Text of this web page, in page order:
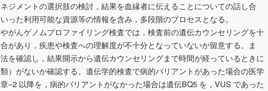
ジメントの選択肢の検討，結果を血縁者に伝えることについての話し合
った利用可能な資源等の情報を含み，多段階のプロセスとなる。
がんゲノムプロファイリング検査では，検査前の遺伝カウンセリングを十
があり，疾患や検査への理解度が不十分となっていないか留意する。ま
を確認し，結果開示から遺伝カウンセリングまで時間が経っているときに
）がないか確認する。遺伝学的検査で病的バリアントがあった場合の医学
‒2 以降を，病的バリアントがなかった場合は遺伝BQ5 を，VUS であった